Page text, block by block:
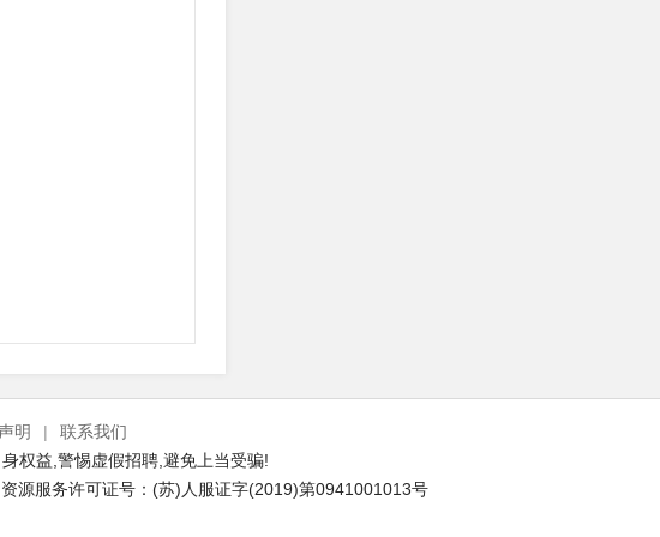
明 |
联系我们
权益,警惕虚假招聘,避免上当受骗!
服务许可证号：(苏)人服证字(2019)第0941001013号